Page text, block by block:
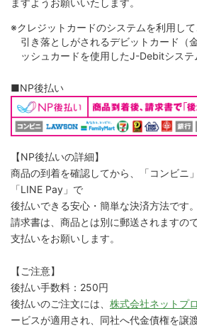
※クレジットカードのシステムを利用し
引き落としがされるデビットカード（
ッシュカードを使用したJ-Debitシステ
■NP後払い
【NP後払いの詳細】
商品の到着を確認してから、「コンビニ
「LINE Pay」で
後払いできる安心・簡単な決済方法です。
請求書は、商品とは別に郵送されますの
支払いをお願いします。
【ご注意】
後払い手数料：250円
後払いのご注文には、 株式会社ネットプ
ービスが適用され、同社へ代金債権を譲渡